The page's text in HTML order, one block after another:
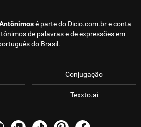
é parte do Dicio.com.bre conta
de palavras e de expressões em
do Brasil.
Conjugação
Texxto.ai